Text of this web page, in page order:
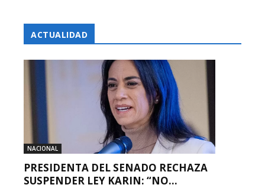
ACTUALIDAD
NACIONAL
PRESIDENTA DEL SENADO RECHAZA
SUSPENDER LEY KARIN: “NO...